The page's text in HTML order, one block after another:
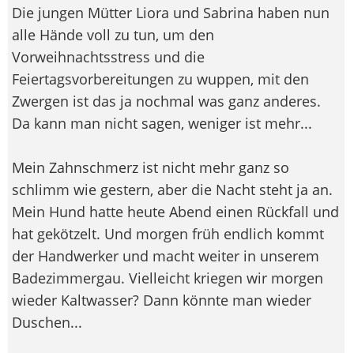
Die jungen Mütter Liora und Sabrina haben nun
alle Hände voll zu tun, um den
Vorweihnachtsstress und die
Feiertagsvorbereitungen zu wuppen, mit den
Zwergen ist das ja nochmal was ganz anderes.
Da kann man nicht sagen, weniger ist mehr...
Mein Zahnschmerz ist nicht mehr ganz so
schlimm wie gestern, aber die Nacht steht ja an.
Mein Hund hatte heute Abend einen Rückfall und
hat gekötzelt. Und morgen früh endlich kommt
der Handwerker und macht weiter in unserem
Badezimmergau. Vielleicht kriegen wir morgen
wieder Kaltwasser? Dann könnte man wieder
Duschen...